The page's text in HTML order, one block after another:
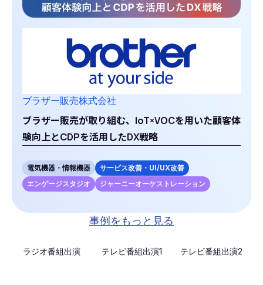
ブラザー販売株式会社
ブラザー販売が取り組む、IoT×VOCを用いた顧客体
験向上とCDPを活用したDX戦略
電気機器・情報機器
サービス改善・UI/UX改善
エンゲージスタジオ
ジャーニーオーケストレーション
事例をもっと見る
ラジオ番組出演 テレビ番組出演1 テレビ番組出演2